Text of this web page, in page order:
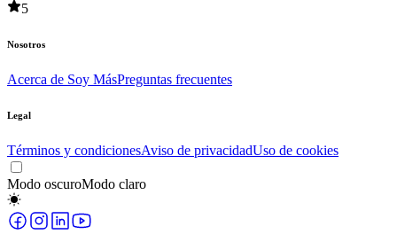
5
Nosotros
Acerca de Soy MásPreguntas frecuentes
Legal
Términos y condicionesAviso de privacidadUso de cookies
Modo oscuroModo claro